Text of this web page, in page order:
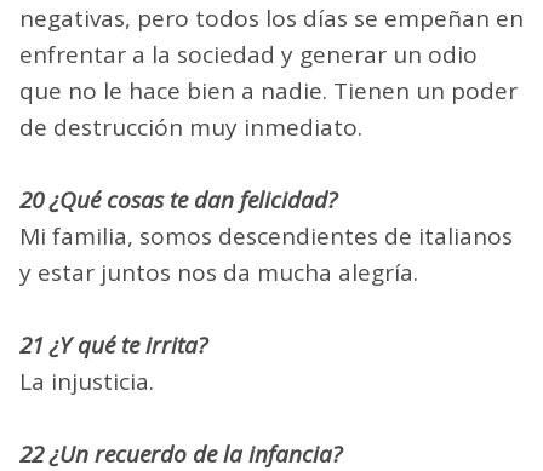
negativas, pero todos los días se empeñan en
enfrentar a la sociedad y generar un odio
que no le hace bien a nadie. Tienen un poder
de destrucción muy inmediato.
20 ¿Qué cosas te dan felicidad?
Mi familia, somos descendientes de italianos
y estar juntos nos da mucha alegría.
21 ¿Y qué te irrita?
La injusticia.
22 ¿Un recuerdo de la infancia?